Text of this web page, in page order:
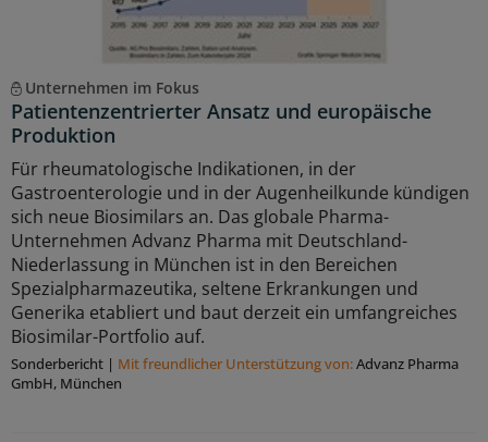
Unternehmen im Fokus
Patientenzentrierter Ansatz und europäische
Produktion
Für rheumatologische Indikationen, in der
Gastroenterologie und in der Augenheilkunde kündigen
sich neue Biosimilars an. Das globale Pharma-
Unternehmen Advanz Pharma mit Deutschland-
Niederlassung in München ist in den Bereichen
Spezialpharmazeutika, seltene Erkrankungen und
Generika etabliert und baut derzeit ein umfangreiches
Biosimilar-Portfolio auf.
Sonderbericht | Mit freundlicher Unterstützung von:Advanz Pharma
GmbH, München